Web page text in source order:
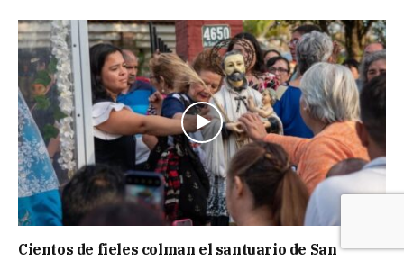
Cientos de fieles colman el santuario de San